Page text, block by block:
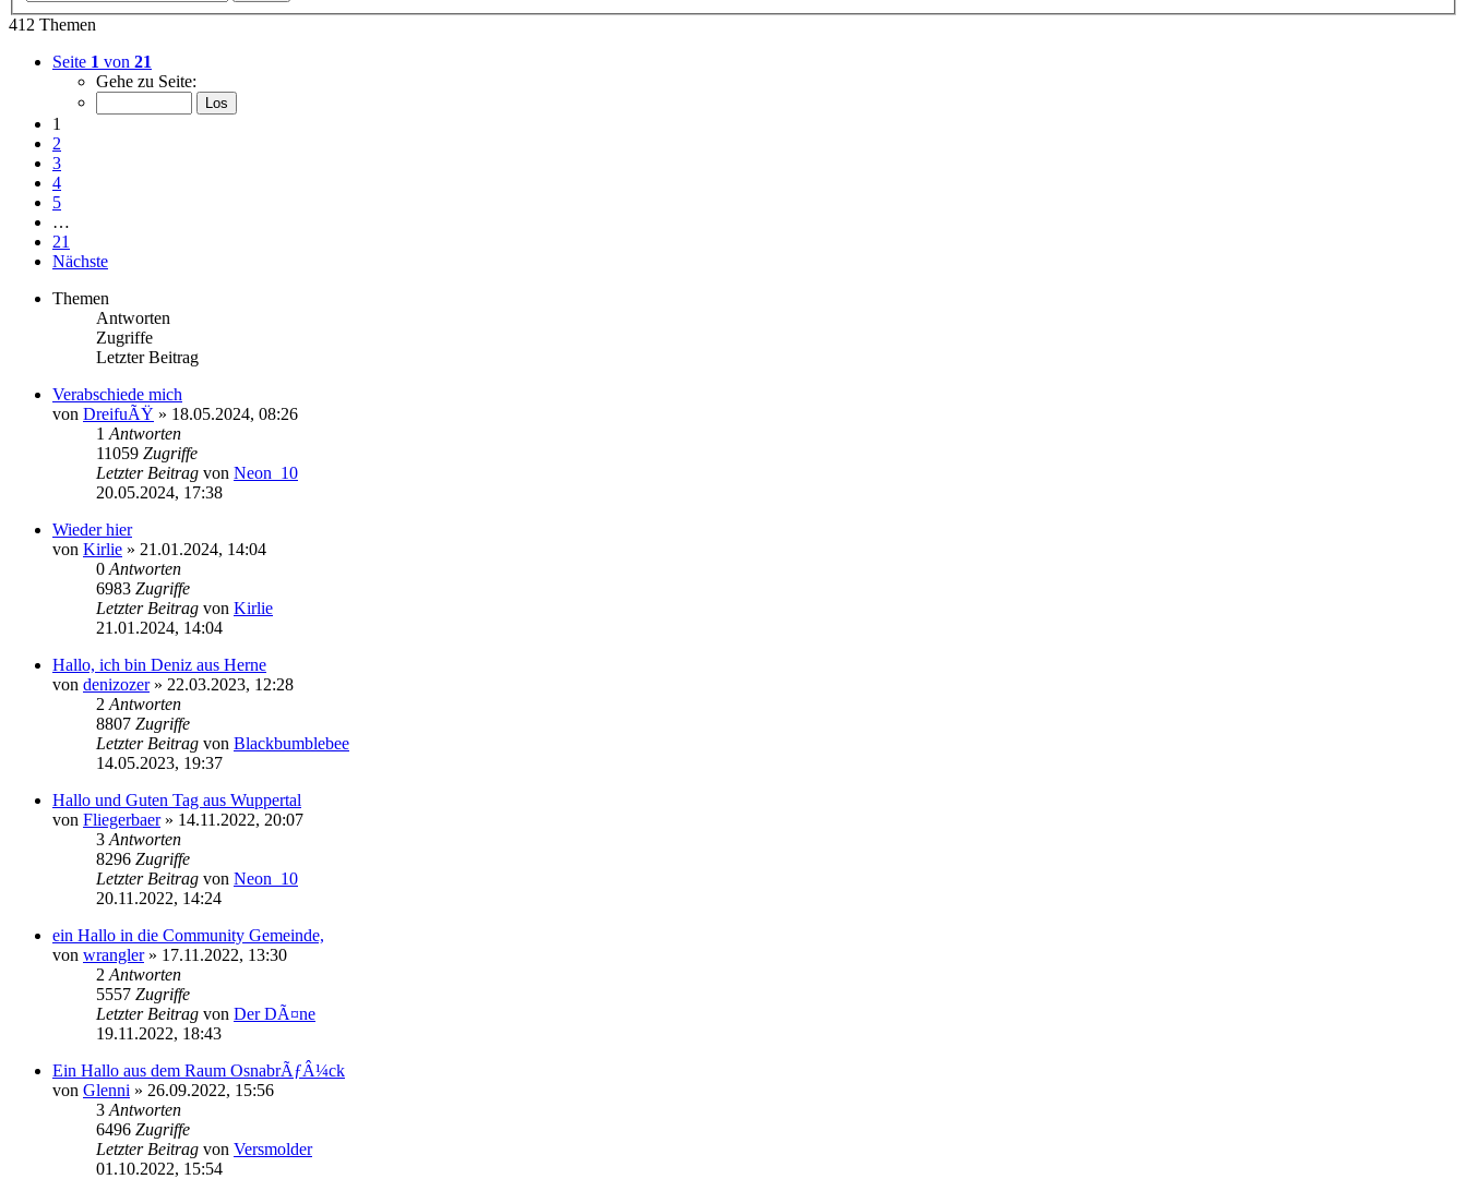
412 Themen
Seite 1 von 21
Gehe zu Seite:
1
2
3
4
5
…
21
Nächste
Themen
Antworten
Zugriffe
Letzter Beitrag
Verabschiede mich
von DreifuÃŸ » 18.05.2024, 08:26
1 Antworten
11059 Zugriffe
Letzter Beitrag von Neon_10
20.05.2024, 17:38
Wieder hier
von Kirlie » 21.01.2024, 14:04
0 Antworten
6983 Zugriffe
Letzter Beitrag von Kirlie
21.01.2024, 14:04
Hallo, ich bin Deniz aus Herne
von denizozer» 22.03.2023, 12:28
2 Antworten
8807 Zugriffe
Letzter Beitrag von Blackbumblebee
14.05.2023, 19:37
Hallo und Guten Tag aus Wuppertal
von Fliegerbaer» 14.11.2022, 20:07
3 Antworten
8296 Zugriffe
Letzter Beitrag von Neon_10
20.11.2022, 14:24
ein Hallo in die Community Gemeinde,
von wrangler» 17.11.2022, 13:30
2 Antworten
5557 Zugriffe
Letzter Beitrag von Der DÃ¤ne
19.11.2022, 18:43
Ein Hallo aus dem Raum OsnabrÃƒÂ¼ck
von Glenni » 26.09.2022, 15:56
3 Antworten
6496 Zugriffe
Letzter Beitrag von Versmolder
01.10.2022, 15:54